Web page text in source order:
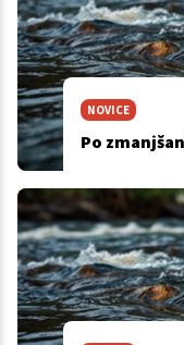
NOVICE
Po